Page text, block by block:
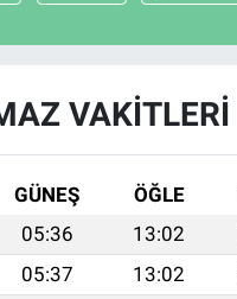
VAKITLERI
GÜNEŞ ÖĞLE
05:36 13:02
05:37 13:02